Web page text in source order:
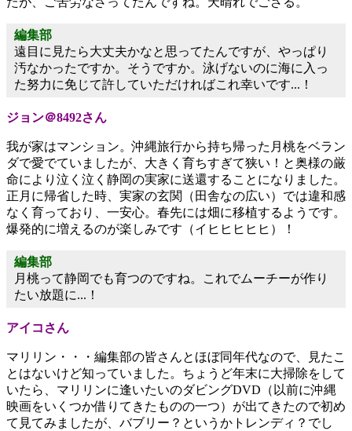
編集部
遠目に見たら大丈夫かなと思ってたんですが、やっぱり
汚なかったですか。そうですか。泳げないのに海に入っ
た努力に免じて許していただければこれ幸いです...！
ジョン＠8492さん
我が家はマンション。沖縄旅行から持ち帰った月桃をベラン
ダで愛でていましたが、大きく育ちすぎて狭い！と奥様の厳
命により泣く泣く静岡の実家に送還することになりました。
正月に帰省した時、実家の玄関（田舎なの広い）では違和感
なく育っており、一安心。春先には畑に移植するようです。
爆発的に増えるのが楽しみです（イヒヒヒヒヒ）！
編集部
月桃って静岡でも育つのですね。これでムーチーが作り
たい放題に...！
アイコさん
マリリン・・・編集部の皆さんとほぼ同年代なので、見たこ
とはないけど知っていました。ちょうど年末に大掃除をして
いたら、マリリンに逢いたいのダビングDVD（以前に沖縄
映画をいくつか借りてきたものの一つ）が出てきたので初め
て見てみましたが、バブリー？というかトレンディ？でし